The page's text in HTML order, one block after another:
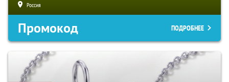
Россия
Промокод ПОДРОБНЕЕ